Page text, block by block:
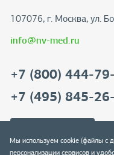
107076, г. Москва, ул.
info@nv-med.ru
+7 (800) 444-
+7 (495) 845-
Мы используем cookie (файлы с
персонализации сервисов и